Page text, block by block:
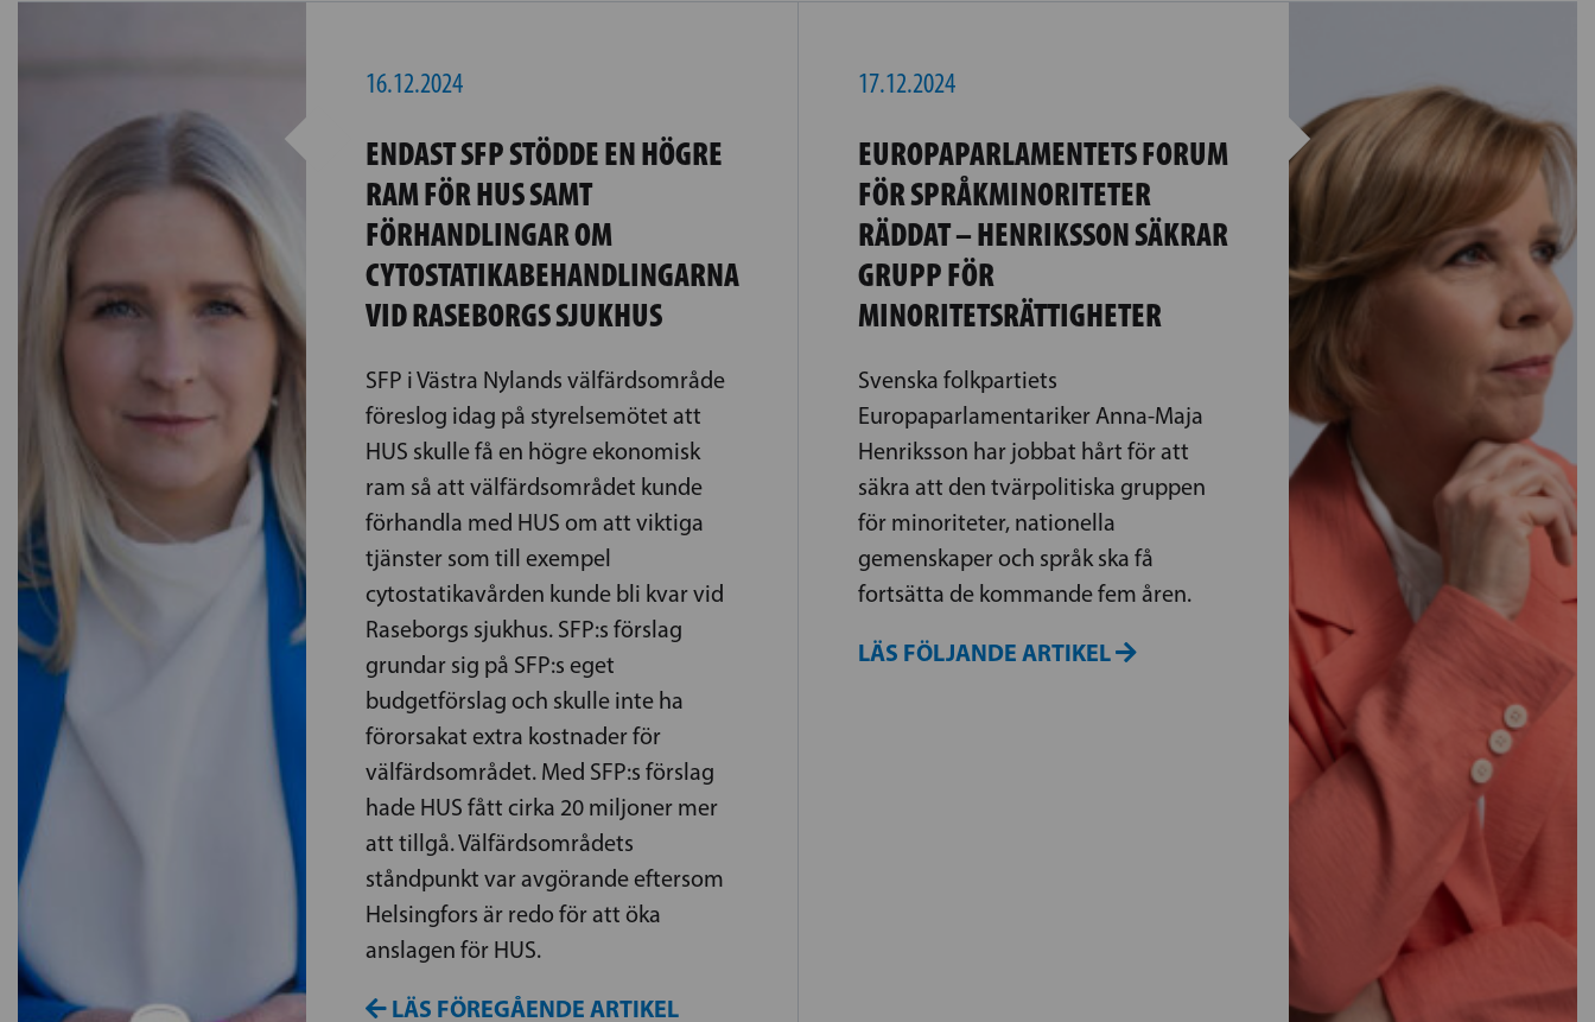
16.12.2024
ENDAST SFP STÖDDE EN HÖGRE
RAM FÖR HUS SAMT
FÖRHANDLINGAR OM
CYTOSTATIKABEHANDLINGARNA
VID RASEBORGS SJUKHUS
SFP i Västra Nylands välfärdsområde
föreslog idag på styrelsemötet att
HUS skulle få en högre ekonomisk
ram så att välfärdsområdet kunde
förhandla med HUS om att viktiga
tjänster som till exempel
cytostatikavården kunde bli kvar vid
Raseborgs sjukhus. SFP:s förslag
grundar sig på SFP:s eget
budgetförslag och skulle inte ha
förorsakat extra kostnader för
välfärdsområdet. Med SFP:s förslag
hade HUS fått cirka 20 miljoner mer
att tillgå. Välfärdsområdets
ståndpunkt var avgörande eftersom
Helsingfors är redo för att öka
anslagen för HUS.
LÄS FÖREGÅENDE ARTIKEL
17.12.2024
EUROPAPARLAMENTETS FORUM
FÖR SPRÅKMINORITETER
RÄDDAT – HENRIKSSON SÄKRAR
GRUPP FÖR
MINORITETSRÄTTIGHETER
Svenska folkpartiets
Europaparlamentariker Anna-Maja
Henriksson har jobbat hårt för att
säkra att den tvärpolitiska gruppen
för minoriteter, nationella
gemenskaper och språk ska få
fortsätta de kommande fem åren.
LÄS FÖLJANDE ARTIKEL